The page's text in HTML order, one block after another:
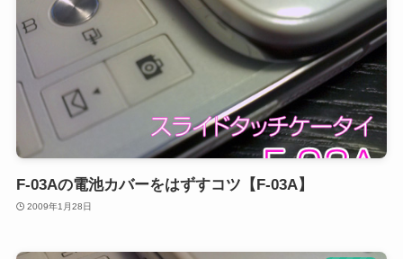
F-03Aの電池カバーをはずすコツ【F-03A】
2009年1月28日